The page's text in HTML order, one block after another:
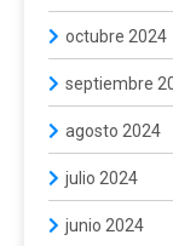
octubre 2024
septiembre
agosto 2024
julio 2024
junio 2024